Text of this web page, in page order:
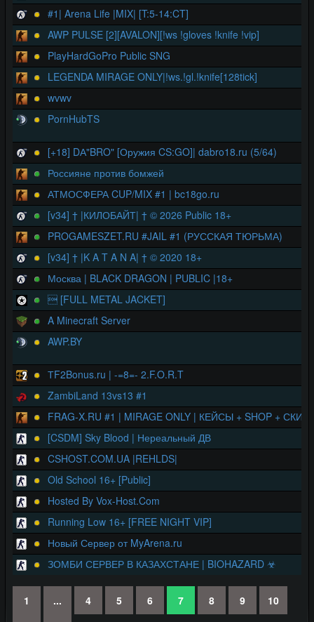
#1| Arena Life |MIX| [T:5-14:CT]
AWP PULSE [2][AVALON][!ws !gloves !knife !vip]
PlayHardGoPro Public SNG
LEGENDA MIRAGE ONLY|!ws.!gl.!knife[128tick]
wvwv
PornHubTS
[+18] DА"BRO" [Оружия CS:GO]| dabro18.ru (5/64)
Россияне против бомжей
АТМОСФЕРА CUP/MIX #1 | bc18go.ru
[v34] † |КИЛОБАЙТ| † © 2026 Public 18+
PROGAMESZET.RU #JAIL #1 (РУССКАЯ ТЮРЬМА)
[v34] † |K A T A N A| † © 2020 18+
Москва | BLACK DRAGON | PUBLIC |18+
 [FULL METAL JACKET]
A Minecraft Server
AWP.BY
ТF2Bonus.ru | -=8=- 2.F.O.R.T
ZambiLand 13vs13 #1
FRAG-X.RU #1 | MIRAGE ONLY | КЕЙСЫ + SHOP +
[CSDM] Sky Blood | Нереальный ДВ
CSHOST.COM.UA |REHLDS|
Old School 16+ [Public]
Hosted By Vox-Host.Com
Running Low 16+ [FREE NIGHT VIP]
Новый Сервер от MyArena.ru
ЗОМБИ СЕРВЕР В КАЗАХСТАНЕ | BIOHAZARD ☣
1 ... 4 5 6 7 8 9
10